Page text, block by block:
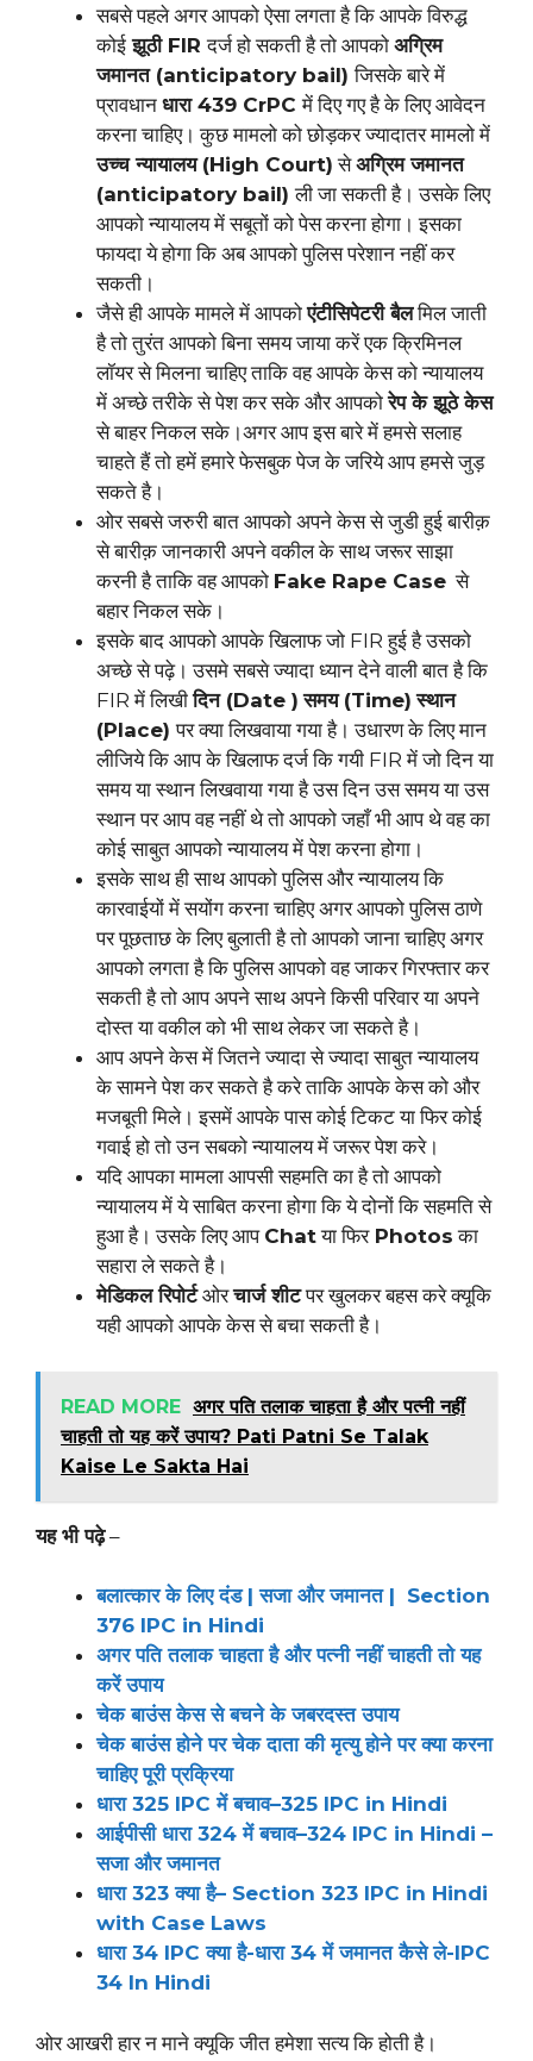
सबसे पहले अगर आपको ऐसा लगता है कि आपके विरुद्ध
कोई झूठी FIRदर्ज हो सकती है तो आपको अग्रिम
जमानत (anticipatory bail)जिसके बारे में
प्रावधान धारा 439 CrPCमें दिए गए है के लिए आवेदन
करना चाहिए। कुछ मामलो को छोड़कर ज्यादातर मामलो में
उच्च न्यायालय (High Court) सेअग्रिम जमानत
(anticipatory bail)ली जा सकती है। उसके लिए
आपको न्यायालय में सबूतों को पेस करना होगा। इसका
फायदा ये होगा कि अब आपको पुलिस परेशान नहीं कर
सकती।
जैसे ही आपके मामले में आपकोएंटीसिपेटरी बैलमिल जाती
है तो तुरंत आपको बिना समय जाया करें एक क्रिमिनल
लॉयर से मिलना चाहिए ताकि वह आपके केस को न्यायालय
में अच्छे तरीके से पेश कर सके और आपकोरेप के झूठे केस
से बाहर निकल सके।अगर आप इस बारे में हमसे सलाह
चाहते हैं तो हमें हमारे फेसबुक पेज के जरिये आप हमसे जुड़
सकते है।
ओर सबसे जरुरी बात आपको अपने केस से जुडी हुई बारीक़
से बारीक़ जानकारी अपने वकील के साथ जरूर साझा
करनी है ताकि वह आपको Fake Rape Case से
बहार निकल सके।
इसके बाद आपको आपके खिलाफ जो FIR हुई है उसको
अच्छे से पढ़े। उसमे सबसे ज्यादा ध्यान देने वाली बात है कि
FIR में लिखीदिन (Date ) समय (Time) स्थान
(Place)पर क्या लिखवाया गया है। उधारण के लिए मान
लीजिये कि आप के खिलाफ दर्ज कि गयी FIR में जो दिन या
समय या स्थान लिखवाया गया है उस दिन उस समय या उस
स्थान पर आप वह नहीं थे तो आपको जहाँ भी आप थे वह का
कोई साबुत आपको न्यायालय में पेश करना होगा।
इसके साथ ही साथ आपको पुलिस और न्यायालय कि
कारवाईयों में सयोंग करना चाहिए अगर आपको पुलिस ठाणे
पर पूछताछ के लिए बुलाती है तो आपको जाना चाहिए अगर
आपको लगता है कि पुलिस आपको वह जाकर गिरफ्तार कर
सकती है तो आप अपने साथ अपने किसी परिवार या अपने
दोस्त या वकील को भी साथ लेकर जा सकते है।
आप अपने केस में जितने ज्यादा से ज्यादा साबुत न्यायालय
के सामने पेश कर सकते है करे ताकि आपके केस को और
मजबूती मिले। इसमें आपके पास कोई टिकट या फिर कोई
गवाई हो तो उन सबको न्यायालय में जरूर पेश करे।
यदि आपका मामला आपसी सहमति का है तो आपको
न्यायालय में ये साबित करना होगा कि ये दोनों कि सहमति से
हुआ है। उसके लिए आप Chatया फिरPhotos का
सहारा ले सकते है।
मेडिकल रिपोर्टओरचार्ज शीटपर खुलकर बहस करे क्यूकि
यही आपको आपके केस से बचा सकती है।
READ MORE अगर पति तलाक चाहता है और पत्नी नहीं
चाहती तो यह करें उपाय? Pati Patni Se Talak
Kaise Le Sakta Hai
यह भी पढ़े–
बलात्कार के लिए दंड | सजा और जमानत | Section
376 IPC in Hindi
अगर पति तलाक चाहता है और पत्नी नहीं चाहती तो यह
करें उपाय
चेक बाउंस केस से बचने के जबरदस्त उपाय
चेक बाउंस होने पर चेक दाता की मृत्यु होने पर क्या करना
चाहिए पूरी प्रक्रिया
धारा 325 IPC में बचाव–325 IPC in Hindi
आईपीसी धारा 324 में बचाव–324 IPC in Hindi –
सजा और जमानत
धारा 323 क्या है– Section 323 IPC in Hindi
with Case Laws
धारा 34 IPC क्या है-धारा 34 में जमानत कैसे ले-IPC
34 In Hindi
ओर आखरी हार न माने क्यूकि जीत हमेशा सत्य कि होती है।